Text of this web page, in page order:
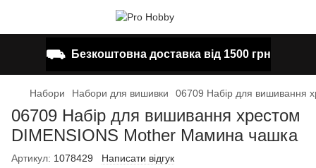
⛟ Безкоштовна доставка від 1500 грн
Набори Набори для вишивки 06709 Набір для вишивання
06709 Набір для вишивання хрестом
DIMENSIONS Mother Мамина чашка
Артикул: 1078429 Написати відгук